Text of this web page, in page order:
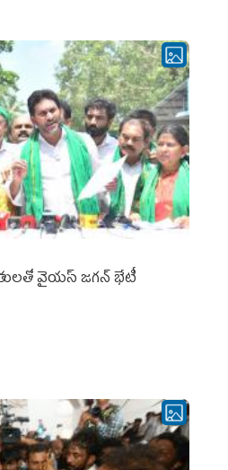
వైయస్ జగన్ భేటీ